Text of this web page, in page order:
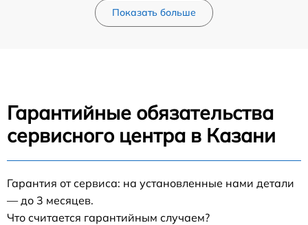
Показать больше
Гарантийные обязательства
сервисного центра в Казани
Гарантия от сервиса: на установленные нами детали
— до 3 месяцев.
Что считается гарантийным случаем?